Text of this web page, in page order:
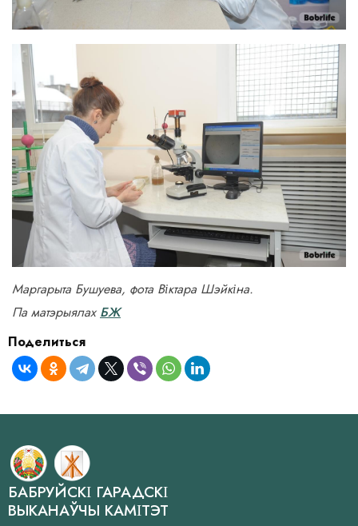
Маргарыта Бушуева, фота Віктара Шэйкіна.
Па матэрыялах БЖ
Поделиться
БАБРУЙСКІ ГАРАДСКІ
ВЫКАНАЎЧЫ КАМІТЭТ